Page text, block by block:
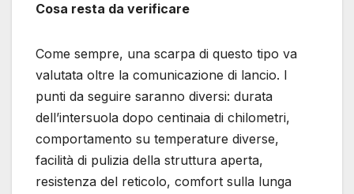
Cosa resta da verificare
Come sempre, una scarpa di questo tipo va
valutata oltre la comunicazione di lancio. I
punti da seguire saranno diversi: durata
dell’intersuola dopo centinaia di chilometri,
comportamento su temperature diverse,
facilità di pulizia della struttura aperta,
resistenza del reticolo, comfort sulla lunga